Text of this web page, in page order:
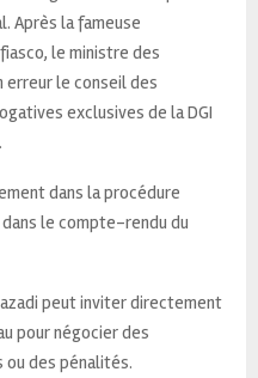
Après la fameuse
le ministre des
erreur le conseil des
exclusives de la DGI
dans la procédure
le compte-rendu du
peut inviter directement
pour négocier des
ou des pénalités.